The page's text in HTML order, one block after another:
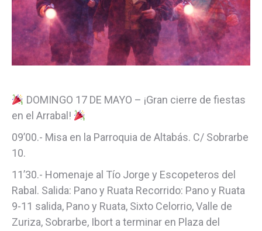
DOMINGO 17 DE MAYO – ¡Gran cierre de fiestas
en el Arrabal!
09’00.- Misa en la Parroquia de Altabás. C/ Sobrarbe
10.
11’30.- Homenaje al Tío Jorge y Escopeteros del
Rabal. Salida: Pano y Ruata Recorrido: Pano y Ruata
9-11 salida, Pano y Ruata, Sixto Celorrio, Valle de
Zuriza, Sobrarbe, Ibort a terminar en Plaza del